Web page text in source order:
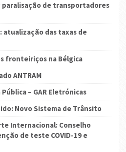
paralisação de transportadores
atualização das taxas de
fronteiriços na Bélgica
ANTRAM
– GAR Eletrónicas
Novo Sistema de Trânsito
Internacional: Conselho
de teste COVID-19 e